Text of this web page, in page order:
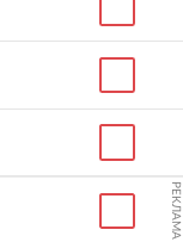
РЕКЛАМА